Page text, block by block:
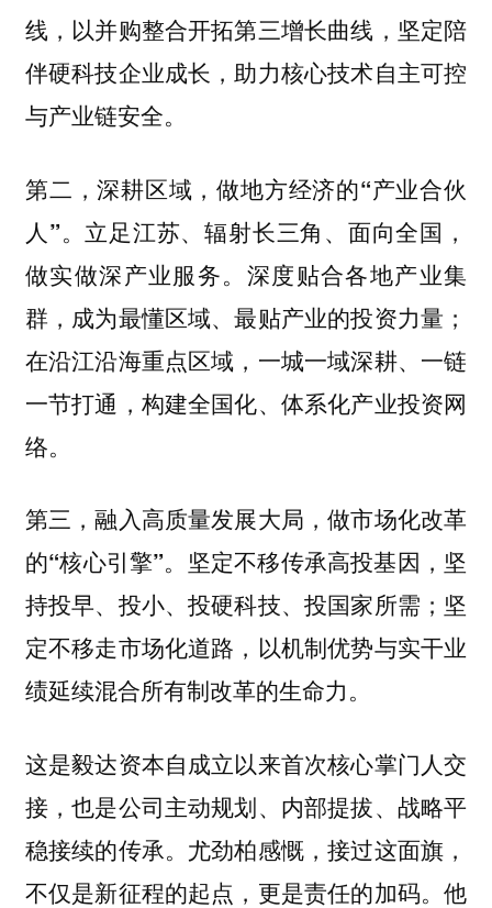
线，以并购整合开拓第三增长曲线，坚定陪
伴硬科技企业成长，助力核心技术自主可控
与产业链安全。
第二，深耕区域，做地方经济的“产业合伙
人”。 立足江苏、辐射长三角、面向全国，
做实做深产业服务。深度贴合各地产业集
群，成为最懂区域、最贴产业的投资力量；
在沿江沿海重点区域，一城一域深耕、一链
一节打通，构建全国化、体系化产业投资网
络。
第三，融入高质量发展大局，做市场化改革
的“核心引擎”。坚定不移传承高投基因，坚
持投早、投小、投硬科技、投国家所需；坚
定不移走市场化道路，以机制优势与实干业
绩延续混合所有制改革的生命力。
这是毅达资本自成立以来首次核心掌门人交
接，也是公司主动规划、内部提拔、战略平
稳接续的传承。尤劲柏感慨，接过这面旗，
不仅是新征程的起点，更是责任的加码。他